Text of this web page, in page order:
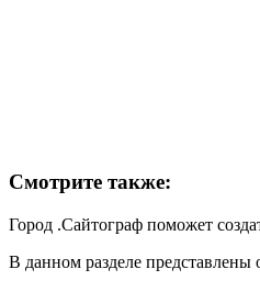
Смотрите также:
Город .Сайтограф поможет
В данном разделе